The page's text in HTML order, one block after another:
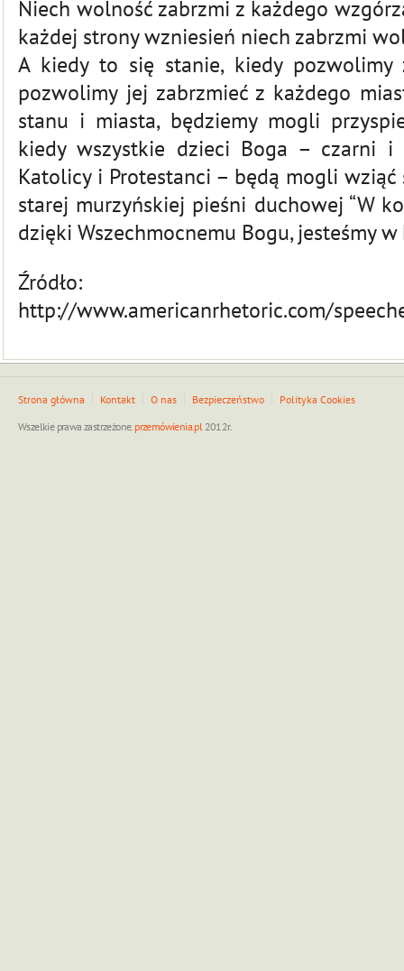
Niech wolność zabrzmi z każdego
każdej strony wzniesień niech zabrzmi
A kiedy to się stanie, kiedy pozwolimy
pozwolimy jej zabrzmieć z każdego
stanu i miasta, będziemy mogli
kiedy wszystkie dzieci Boga – czarni
Katolicy i Protestanci – będą mogli wziąć
starej murzyńskiej pieśni duchowej “W
dzięki Wszechmocnemu Bogu, jesteśmy
Źródło:
http://www.americanrhetoric.com/
Strona główna Kontakt O nas Bezpieczeństwo
Polityka Cookies
Wszelkie prawa zastrzeżone. przemówienia.pl2012r.